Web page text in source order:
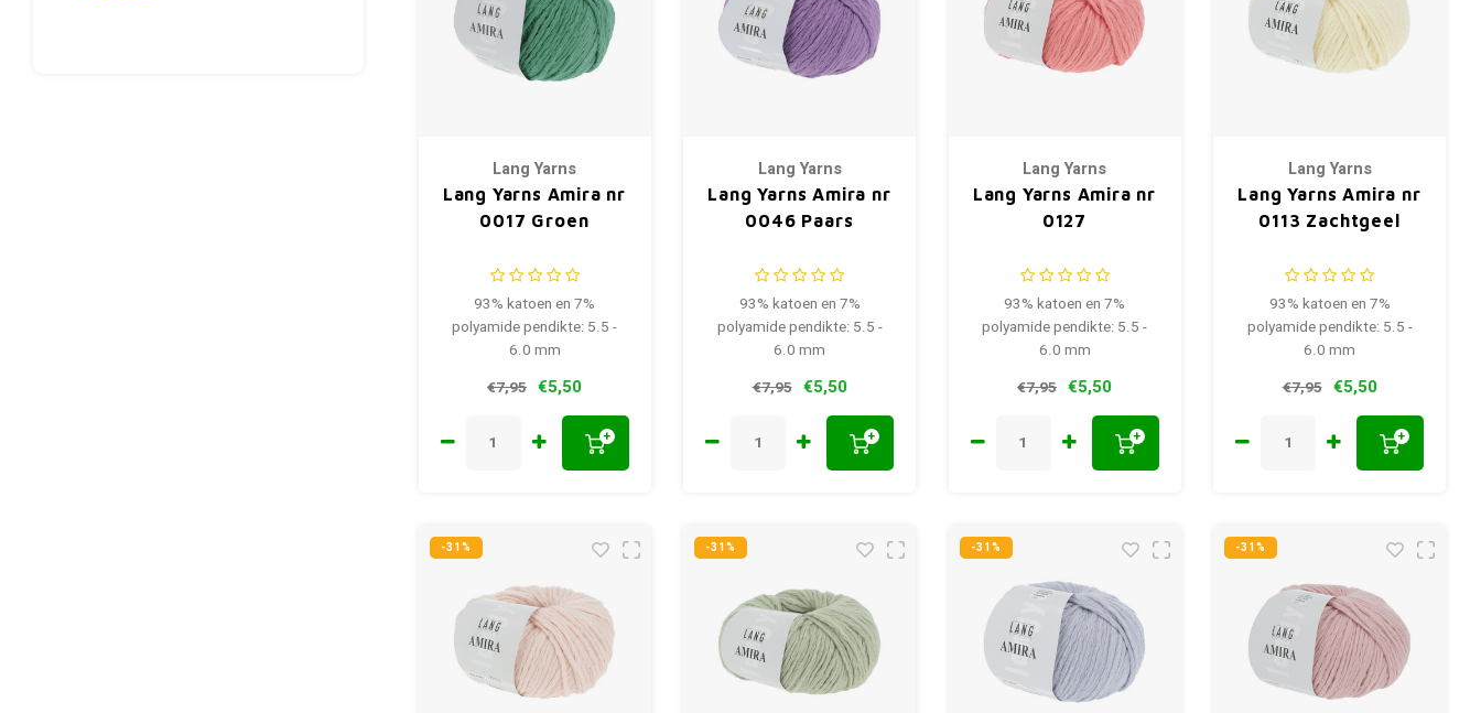
Lang Yarns
Lang Yarns Amira nr
0017 Groen
93% katoen en 7%
polyamide pendikte: 5.5 -
6.0 mm
€7,95 €5,50
+
Lang Yarns
Lang Yarns Amira nr
0046 Paars
93% katoen en 7%
polyamide pendikte: 5.5 -
6.0 mm
€7,95 €5,50
+
Lang Yarns
Lang Yarns Amira nr
0127
93% katoen en 7%
polyamide pendikte: 5.5 -
6.0 mm
€7,95 €5,50
+
Lang Yarns
Lang Yarns Amira nr
0113 Zachtgeel
93% katoen en 7%
polyamide pendikte: 5.5 -
6.0 mm
€7,95 €5,50
+
-31% -31% -31% -31%